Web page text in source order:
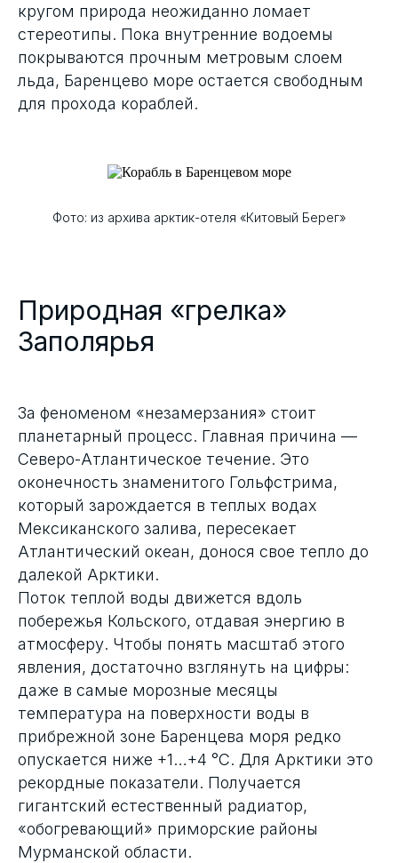
кругом природа неожиданно ломает
стереотипы. Пока внутренние водоемы
покрываются прочным метровым слоем
льда, Баренцево море остается свободным
для прохода кораблей.
Фото: из архива арктик-отеля «Китовый Берег»
Природная «грелка»
Заполярья
За феноменом «незамерзания» стоит
планетарный процесс. Главная причина —
Северо-Атлантическое течение. Это
оконечность знаменитого Гольфстрима,
который зарождается в теплых водах
Мексиканского залива, пересекает
Атлантический океан, донося свое тепло до
далекой Арктики.
Поток теплой воды движется вдоль
побережья Кольского, отдавая энергию в
атмосферу. Чтобы понять масштаб этого
явления, достаточно взглянуть на цифры:
даже в самые морозные месяцы
температура на поверхности воды в
прибрежной зоне Баренцева моря редко
опускается ниже +1…+4 °C. Для Арктики это
рекордные показатели. Получается
гигантский естественный радиатор,
«обогревающий» приморские районы
Мурманской области.